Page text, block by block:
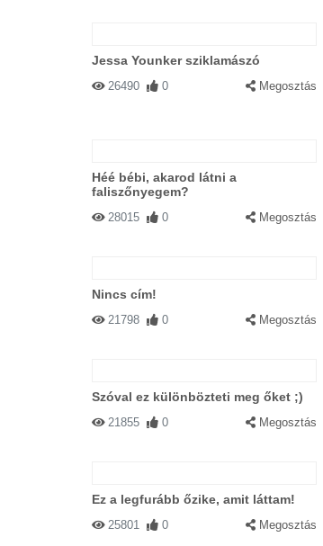
Jessa Younker sziklamászó
26490 0 Megosztás
Héé bébi, akarod látni a
faliszőnyegem?
28015 0 Megosztás
Nincs cím!
21798 0 Megosztás
Szóval ez különbözteti meg őket ;)
21855 0 Megosztás
Ez a legfurább őzike, amit láttam!
25801 0 Megosztás